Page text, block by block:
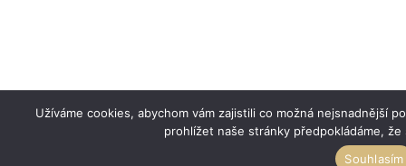
Užíváme cookies, abychom vám zajistili co možná nejsnadnější
prohlížet naše stránky předpokládáme,
Souhlasím